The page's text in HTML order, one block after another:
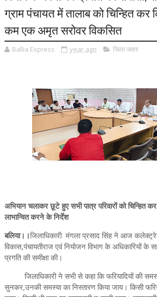
ग्राम पंचायत में तालाब को चिन्हित
कम एक अमृत सरोवर विकसित
Ballia Express year ago जिला जवार
अभियान चलाकर छूटे हुए सभी पात्र परिवारों को चिन्हित
लाभान्वित करने के निर्देश
बलिया।।जिलाधिकारी मंगला प्रसाद सिंह ने आज
विकास,पंचायतीराज एवं नियोजन विभाग के अधिकारियों के
प्रगति की समीक्षा की।
जिलाधिकारी ने सभी से कहा कि फरियादियों की
सुनकर,उनकी समस्या का निस्तारण किया जाय। किसी